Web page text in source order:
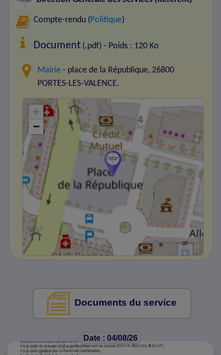
Compte-rendu ( Politique)
Document (.pdf) - Poids : 120 Ko
Mairie - place de la République, 26800
PORTES-LES-VALENCE.
+
−
Documents du service
Date : 04/08/26